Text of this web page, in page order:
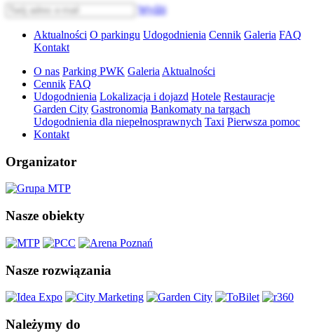
Wyślij
Aktualności O parkingu Udogodnienia Cennik Galeria FAQ
Kontakt
O nas Parking PWK Galeria Aktualności
Cennik FAQ
Udogodnienia Lokalizacja i dojazd Hotele Restauracje
Garden City Gastronomia Bankomaty na targach
Udogodnienia dla niepełnosprawnych Taxi Pierwsza pomoc
Kontakt
Organizator
Nasze obiekty
Nasze rozwiązania
Należymy do